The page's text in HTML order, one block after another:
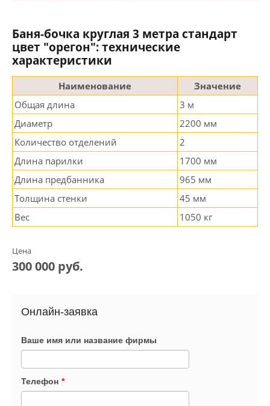
Баня-бочка круглая 3 метра стандарт
цвет "орегон": технические
характеристики
Наименование
Значение
Общая длина
3 м
Диаметр
2200 мм
Количество отделений
2
Длина парилки
1700 мм
Длина предбанника
965 мм
Толщина стенки
45 мм
Вес
1050 кг
Цена
300 000 руб.
Онлайн-заявка
Ваше имя или название фирмы
Телефон *